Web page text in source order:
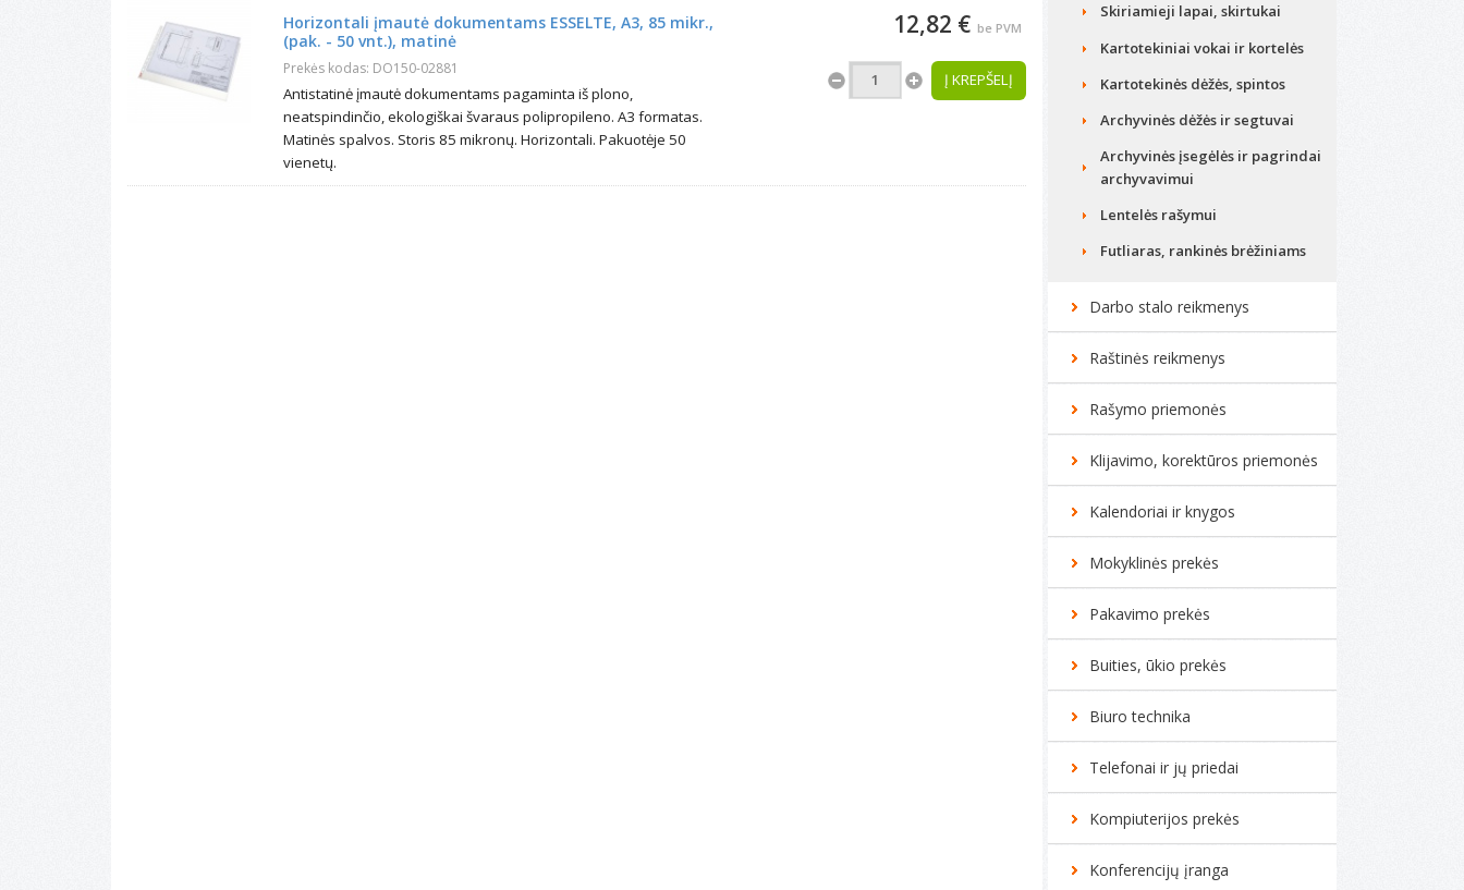
Horizontali įmautė dokumentams ESSELTE, A3, 85 mikr.,
(pak. - 50 vnt.), matinė
Prekės kodas: DO150-02881
Antistatinė įmautė dokumentams pagaminta iš plono,
neatspindinčio, ekologiškai švaraus polipropileno. A3 formatas.
Matinės spalvos. Storis 85 mikronų. Horizontali. Pakuotėje 50
vienetų.
12,82 € be PVM
Į KREPŠELĮ
Skiriamieji lapai, skirtukai
Kartotekiniai vokai ir kortelės
Kartotekinės dėžės, spintos
Archyvinės dėžės ir segtuvai
Archyvinės įsegėlės ir pagrindai
archyvavimui
Lentelės rašymui
Futliaras, rankinės brėžiniams
Darbo stalo reikmenys
Raštinės reikmenys
Rašymo priemonės
Klijavimo, korektūros priemonės
Kalendoriai ir knygos
Mokyklinės prekės
Pakavimo prekės
Buities, ūkio prekės
Biuro technika
Telefonai ir jų priedai
Kompiuterijos prekės
Konferencijų įranga